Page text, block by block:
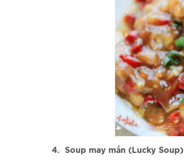
4. Soup may mắn (Lucky Soup)